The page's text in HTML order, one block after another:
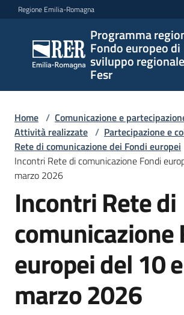
Vai al contenuto
Vai alla navigazione
Vai al footer
Regione Emilia-Romagna
Programma
Fondo europeo di
sviluppo
Fesr
Programma
regionale
Fondo
europeo di
regionale -
Fesr
Programmi
strategie
Home / Comunicazione e
Attività realizzate / Partecipazione e
Rete di comunicazione dei Fondi europei
Incontri Rete di comunicazione Fondi
marzo 2026
Incontri Rete di
comunicazione
europei del 10
marzo 2026